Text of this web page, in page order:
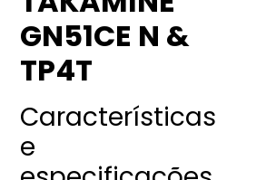
GN51CE N &
TP4T
Características
e